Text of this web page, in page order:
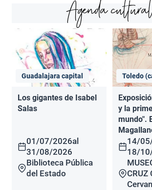
Agenda
Guadalajara capital
Los gigantes de Isabel
Salas
01/07/2026al
31/08/2026
Biblioteca Pública
del Estado
Toledo
y la
mundo".
14/
18/
CRUZ